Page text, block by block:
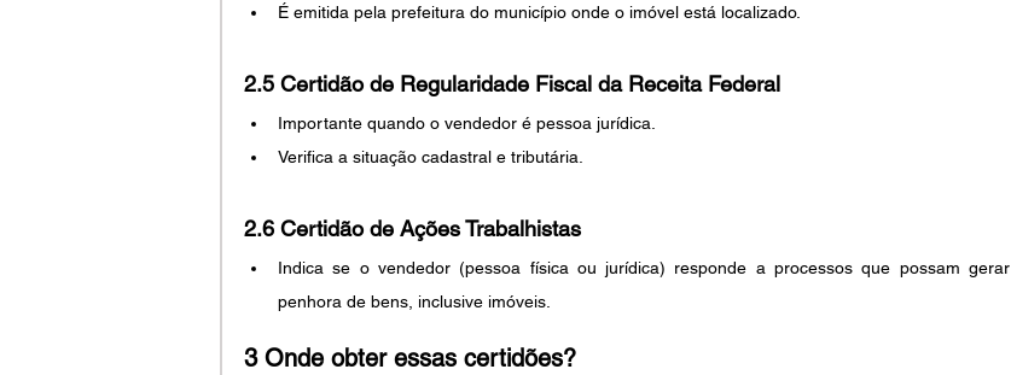
É emitida pela prefeitura do município onde o imóvel está localizado.
2.5 Certidão de Regularidade Fiscal da Receita Federal
Importante quando o vendedor é pessoa jurídica.
Verifica a situação cadastral e tributária.
2.6 Certidão de Ações Trabalhistas
Indica se o vendedor (pessoa física ou jurídica) responde a processos que possam gerar
penhora de bens, inclusive imóveis.
3 Onde obter essas certidões?